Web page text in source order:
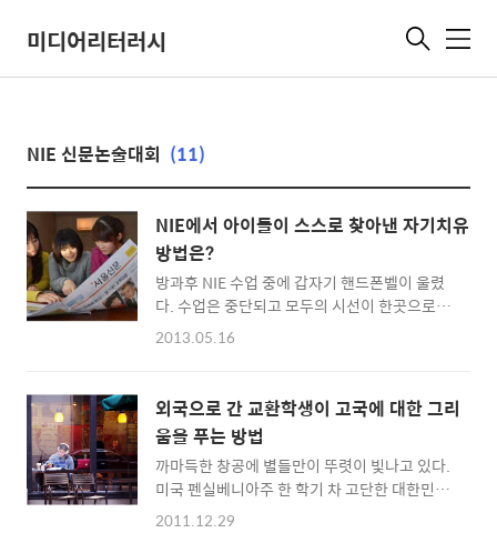
미디어리터러시 메
NIE 신문논술대회 (11)
NIE에서 아이들이 스스로 찾아낸 자기치유
방법은?
방과후 NIE 수업 중에 갑자기 핸드폰벨이 울렸
다. 수업은 중단되고 모두의 시선이 한곳으로 모
아졌다. A양은 태권도하다 다쳤다는 깁스한 한
에서 통화하고 오면 안 되나요?” 수업 중에 부모
님께서 긴급하게 전화를 하신 이유가 있을 터라
고 판단하고 통화를 허락했다. 다른 학생들과 수
업을 이어갔는데 내 귀는 복도에서 들려오는 A
양의 통화소리에 신경이 쓰였다. 분명 A양은 울
부짖으면서 아빠에게 원망하는 말들을 쏟아내
2013.05.16
외국으로 간 교환학생이 고국에 대한 그리
움을 푸는 방법
까마득한 창공에 별들만이 뚜렷이 빛나고 있다.
미국 펜실베니아주 한 학기 차 고단한 대한민국
교환학생의 도서관 폐관시간에 맞춘 하굣길이
2011.12.29